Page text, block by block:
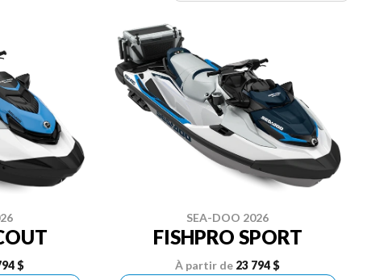
$
SEA-DOO 2026
FISHPRO SPORT
À partir de 23 794 $